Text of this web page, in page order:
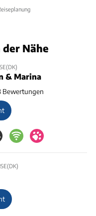
Nähe
& Marina
Bewertungen